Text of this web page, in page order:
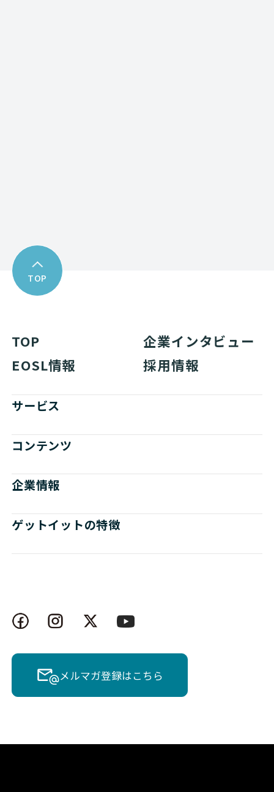
TOP
TOP
企業インタビュー
EOSL情報
採用情報
サービス
コンテンツ
企業情報
ゲットイットの特徴
メルマガ登録はこちら